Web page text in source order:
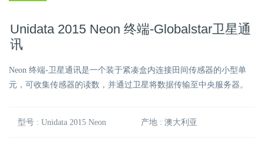
Unidata 2015 Neon 终端-Globalstar卫星通
讯
Neon 终端-卫星通讯是一个装于紧凑盒内连接田间传感器的小型单
元，可收集传感器的读数，并通过卫星将数据传输至中央服务器。
型号 : Unidata 2015 Neon 产地 : 澳大利亚